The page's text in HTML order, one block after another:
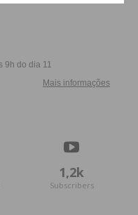
1,2k
Subscribers